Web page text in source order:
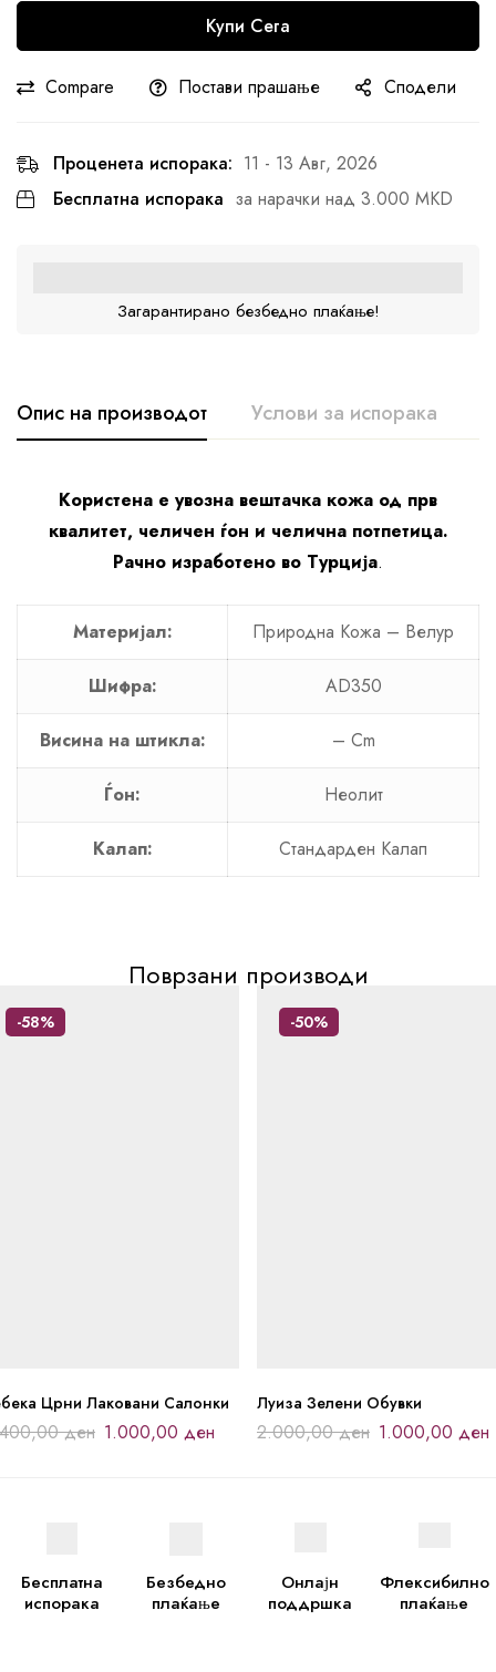
Купи Сега
Compare Постави прашање Сподели
Проценета испорака: 11 - 13 Авг, 2026
Бесплатна испорака за нарачки над 3.000 MKD
Загарантирано безбедно плаќање!
Опис на производот Услови за испорака
Користена е увозна вештачка кожа од прв
квалитет, челичен ѓон и челична потпетица.
Рачно изработено во Турција.
Материјал: Природна Кожа – Велур
Шифра: AD350
Висина на штикла: – Cm
Ѓон: Неолит
Калап: Стандарден Калап
Поврзани производи
-58%
Црни Лаковани Салонки
ден 1.000,00 ден
-50%
Луиза Зелени Обувки
2.000,00ден 1.000,00 ден
Бесплатна
испорака
Безбедно
плаќање
Онлајн
поддршка
Флексибилно
плаќање